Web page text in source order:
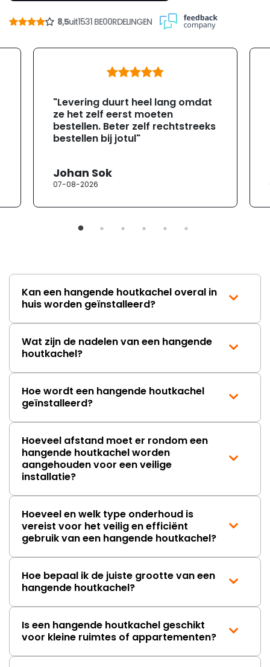
8,5uit1531 BE00RDELINGEN
"Levering duurt heel lang omdat
ze het zelf eerst moeten
bestellen. Beter zelf rechtstreeks
bestellen bij jotul"
Johan Sok
07-08-2026
Kan een hangende houtkachel overal in
huis worden geïnstalleerd?
Wat zijn de nadelen van een hangende
houtkachel?
Hoe wordt een hangende houtkachel
geïnstalleerd?
Hoeveel afstand moet er rondom een
hangende houtkachel worden
aangehouden voor een veilige
installatie?
Hoeveel en welk type onderhoud is
vereist voor het veilig en efficiënt
gebruik van een hangende houtkachel?
Hoe bepaal ik de juiste grootte van een
hangende houtkachel?
Is een hangende houtkachel geschikt
voor kleine ruimtes of appartementen?